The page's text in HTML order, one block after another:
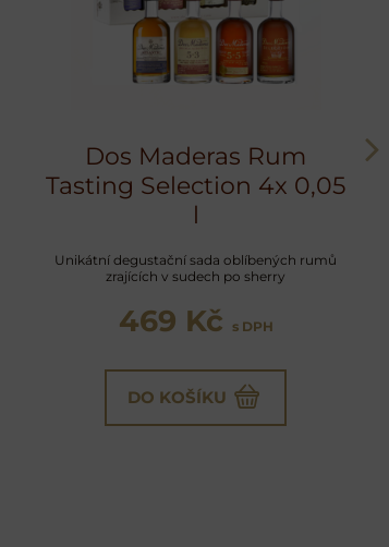
Dos Maderas Rum
Tasting Selection 4x 0,05
l
Unikátní degustační sada oblíbených rumů
zrajících v sudech po sherry
469 Kč s DPH
DO KOŠÍKU